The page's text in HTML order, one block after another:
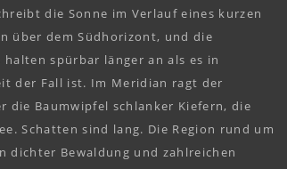
die Sonne im Verlauf eines kurzen
über dem Südhorizont, und die
spürbar länger an als es in
der Fall ist. Im Meridian ragt der
die Baumwipfel schlanker Kiefern, die
Schatten sind lang. Die Region rund um
dichter Bewaldung und zahlreichen